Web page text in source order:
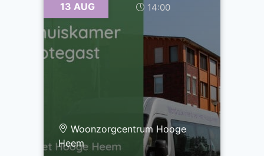
13 AUG 14:00
Woonzorgcentrum Hooge
Heem